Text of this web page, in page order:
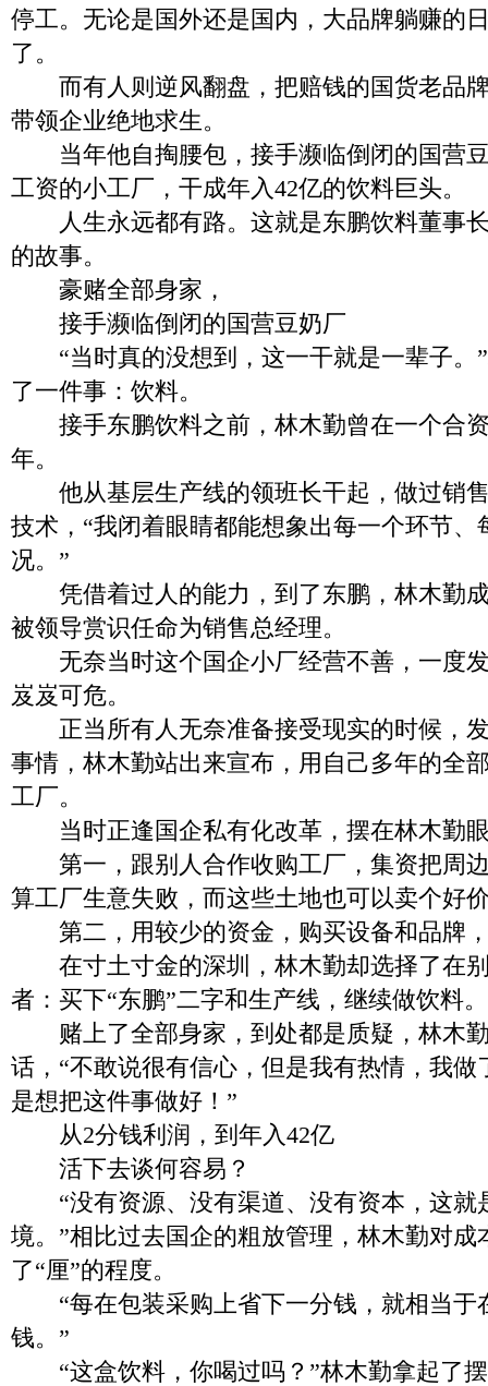
停工。无论是国外还是国内，大品牌躺赚的
了。
而有人则逆风翻盘，把赔钱的国货老品牌
带领企业绝地求生。
当年他自掏腰包，接手濒临倒闭的国营
工资的小工厂，干成年入42亿的饮料巨头。
人生永远都有路。这就是东鹏饮料董事
的故事。
豪赌全部身家，
接手濒临倒闭的国营豆奶厂
“当时真的没想到，这一干就是一辈子。”
了一件事：饮料。
接手东鹏饮料之前，林木勤曾在一个合资
年。
他从基层生产线的领班长干起，做过销
技术，“我闭着眼睛都能想象出每一个环节、
况。”
凭借着过人的能力，到了东鹏，林木勤
被领导赏识任命为销售总经理。
无奈当时这个国企小厂经营不善，一度
岌岌可危。
正当所有人无奈准备接受现实的时候，
事情，林木勤站出来宣布，用自己多年的全
工厂。
当时正逢国企私有化改革，摆在林木勤
第一，跟别人合作收购工厂，集资把周
算工厂生意失败，而这些土地也可以卖个好
第二，用较少的资金，购买设备和品牌
在寸土寸金的深圳，林木勤却选择了在
者：买下“东鹏”二字和生产线，继续做饮料。
赌上了全部身家，到处都是质疑，林木
话，“不敢说很有信心，但是我有热情，我做
是想把这件事做好！”
从2分钱利润，到年入42亿
活下去谈何容易？
“没有资源、没有渠道、没有资本，这就
境。”相比过去国企的粗放管理，林木勤对成
了“厘”的程度。
“每在包装采购上省下一分钱，就相当于
钱。”
“这盒饮料，你喝过吗？”林木勤拿起了